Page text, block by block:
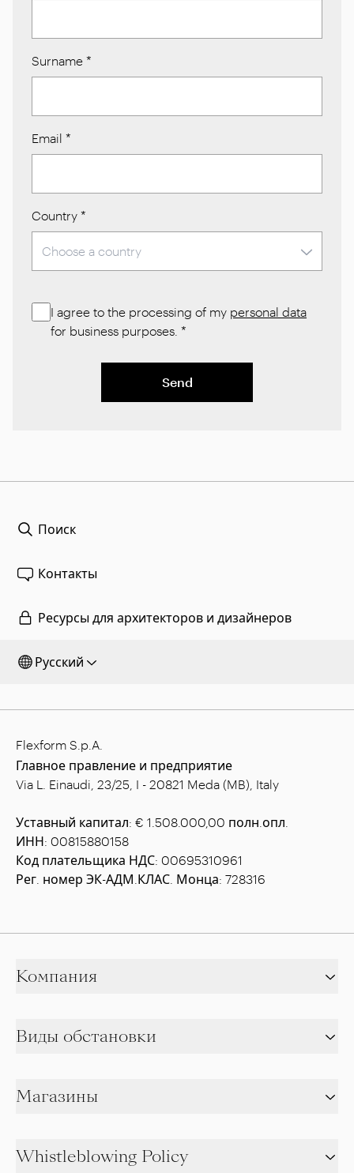
Surname *
Email *
Country *
I agree to the processing of my personal data
for business purposes. *
Send
Поиск
Контакты
Ресурсы для архитекторов и дизайнеров
Русский
Flexform S.p.A.
Главное правление и предприятие
Via L. Einaudi, 23/25, I - 20821 Meda (MB), Italy
Уставный капитал: € 1.508.000,00 полн.опл.
ИНН: 00815880158
Код плательщика НДС: 00695310961
Рег. номер ЭК-АДМ.КЛАС. Монца: 728316
Компания
Виды обстановки
Магазины
Whistleblowing Policy